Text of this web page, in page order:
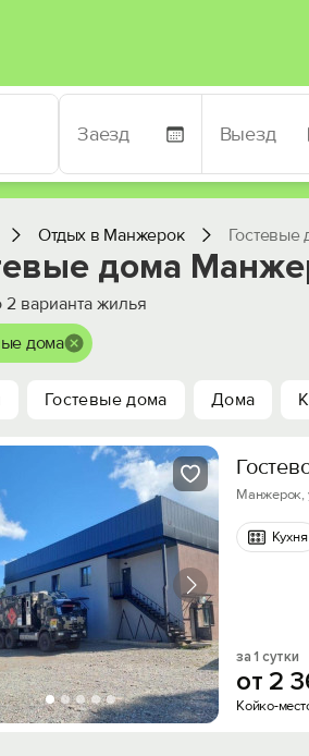
Отдых в Манжерок
дома
2 варианта жилья
дома
Гостевые дома Дома
Манжерок,
Кухня
за 1 сутки
от 2
Койко-